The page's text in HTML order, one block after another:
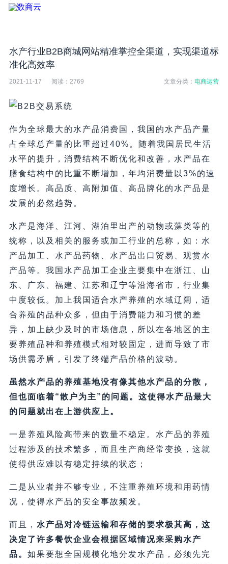
水产行业B2B商城网站精准掌控全渠道，实现渠道标
准化高效率
2021-11-17 阅读： 2769 文章分类：电商运营
作为全球最大的水产品消费国，我国的水产品产量
占全球总产量的比重超过40%。随着我国居民生活
水平的提升，消费结构不断优化和改善，水产品在
膳食结构中的比重不断增加，年均消费量以3%的速
度增长。高品质、高附加值、高品牌化的水产品是
发展的必然趋势。
水产是海洋、江河、湖泊里出产的动物或藻类等的
统称，以及相关的服务或加工行业的总称，如：水
产品加工、水产品药物、水产品出口贸易、观赏水
产品等。我国水产品加工企业主要集中在浙江、山
东、广东、福建、江苏和辽宁等沿海省市，行业集
中度较低。加上我国适合水产养殖的水域辽阔，适
合养殖的品种众多，但由于消费能力和习惯的差
异，加上缺少及时的市场信息，所以在各地区的主
要养殖品种和养殖模式相对较固定，进而导致了市
场供需矛盾，引发了终端产品价格的波动。
虽然水产品的养殖基地没有像其他水产品的分散，
但也面临着“散户为主”的问题。这使得水产品最大
的问题就出在上游供应上。
一是养殖风险高带来的数量不稳定。水产品的养殖
过程涉及的技术繁多，而且生产商经常变换，这就
使得供应难以有稳定持续的状态；
二是从业者并不够专业，不注重养殖环境和用药情
况，使得水产品的安全事故频发。
而且， 水产品对冷链运输和存储的要求极其高，这
决定了许多餐饮企业会根据区域情况来采购水产
品。 如果要想全国规模化地分发水产品，必须先完